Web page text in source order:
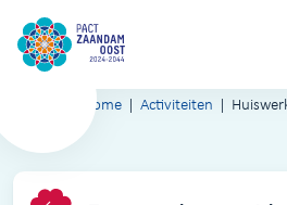
Home Activiteiten